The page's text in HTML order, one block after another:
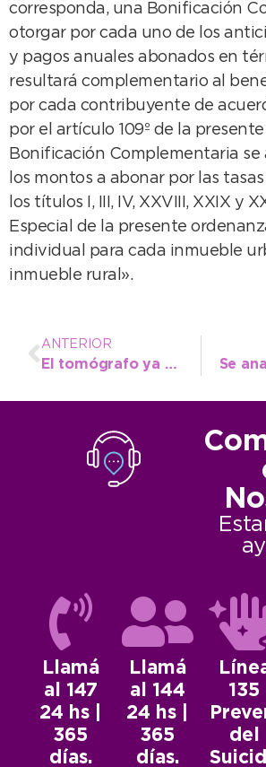
corresponda, una Bonificación
otorgar por cada uno de los
y pagos anuales abonados en
resultará complementario al
por cada contribuyente de
por el artículo 109º de la
Bonificación Complementaria se
los montos a abonar por las
los títulos I, III, IV, XXVIII, XXIX y
Especial de la presente
individual para cada inmueble
inmueble rural».
ANTERIOR
El tomógrafo ya está en Argentina y se acerca un momento histórico para la salud pública de Necochea
Llamá
al 147
24 hs |
365
días.
Llamá
al 144
24 hs |
365
días.
135
del